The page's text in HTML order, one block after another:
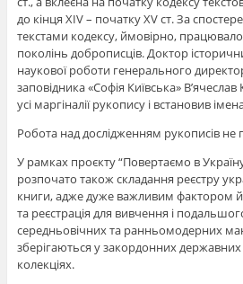
до кінця XІV – початку XV ст. За
текстами кодексу, ймовірно, працювало
поколінь доброписців. Доктор
наукової роботи генерального
заповідника «Софія Київська»
усі маргіналії рукопису і встановив
Робота над дослідженням рукописів не
У рамках проєкту “Повертаємо в
розпочато також складання реєстру
книги, адже дуже важливим фактором
та реєстрація для вивчення і
середньовічних та ранньомодерних
зберігаються у закордонних державних
колекціях.